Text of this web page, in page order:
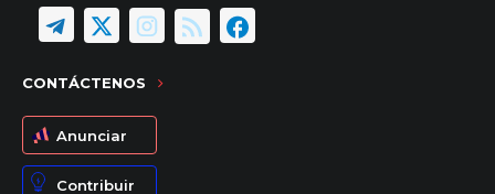
CONTÁCTENOS
Anunciar
Contribuir